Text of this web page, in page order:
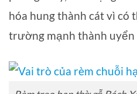
hóa hung thành cát vì có
trường mạnh thành uyển